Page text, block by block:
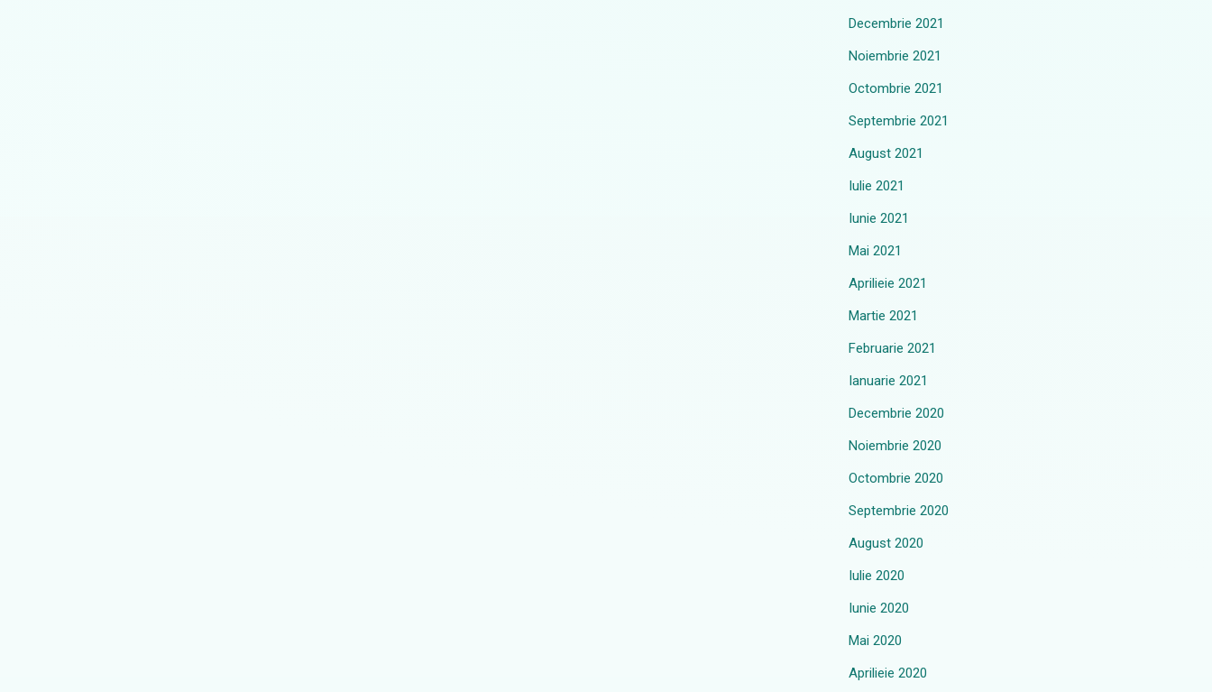
Decembrie 2021
Noiembrie 2021
Octombrie 2021
Septembrie 2021
August 2021
Iulie 2021
Iunie 2021
Mai 2021
Aprilieie 2021
Martie 2021
Februarie 2021
Ianuarie 2021
Decembrie 2020
Noiembrie 2020
Octombrie 2020
Septembrie 2020
August 2020
Iulie 2020
Iunie 2020
Mai 2020
Aprilieie 2020